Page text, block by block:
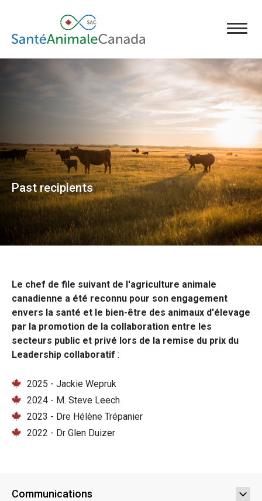
Past recipients
Le chef de file suivant de l'agriculture animale
canadienne a été reconnu pour son engagement
envers la santé et le bien-être des animaux d'élevage
par la promotion de la collaboration entre les
secteurs public et privé lors de la remise du prix du
Leadership collaboratif :
2025 - Jackie Wepruk
2024 - M. Steve Leech
2023 - Dre Hélène Trépanier
2022 - Dr Glen Duizer
Communications